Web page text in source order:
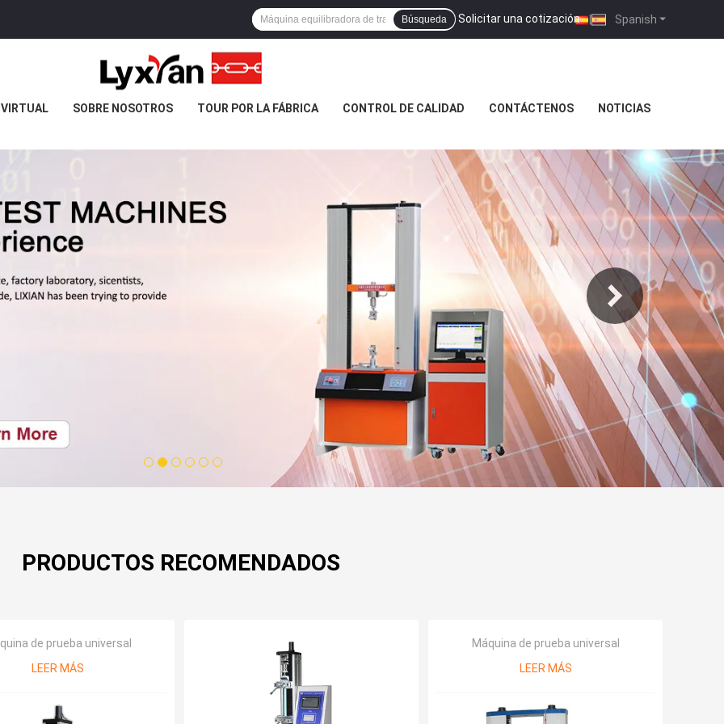
Spanish
Solicitar una cotización |
Búsqueda
SOBRE NOSOTROS TOUR POR LA FÁBRICA CONTROL DE CALIDAD CONTÁCTENOS NOTICIAS
1 2 3 4 5 6
PRODUCTOS RECOMENDADOS
de prueba universal
LEER MÁS
Máquina de prueba universal
LEER MÁS